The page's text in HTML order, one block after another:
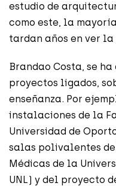
estudio de
como este, la
tardan años en ver la
Brandao Costa, se
proyectos ligados,
enseñanza. Por
instalaciones de la
Universidad de
salas polivalentes
Médicas de la
UNL) y del proyecto